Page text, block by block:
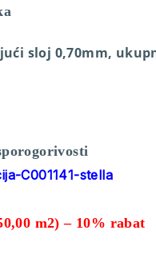
sloj 0,70mm,
C001141-stella
m2) – 10% rabat